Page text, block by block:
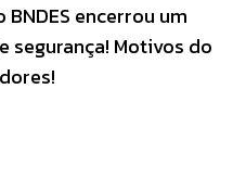
encerrou um
segurança! Motivos do